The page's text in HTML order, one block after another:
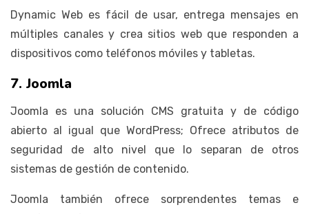
Dynamic Web es fácil de usar, entrega mensajes en
múltiples canales y crea sitios web que responden a
dispositivos como teléfonos móviles y tabletas.
7. Joomla
Joomla es una solución CMS gratuita y de código
abierto al igual que WordPress; Ofrece atributos de
seguridad de alto nivel que lo separan de otros
sistemas de gestión de contenido.
Joomla también ofrece sorprendentes temas e